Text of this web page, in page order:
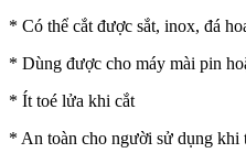
* Có thể cắt được sắt, inox, đá
* Dùng được cho máy mài pin
* Ít toé lửa khi cắt
* An toàn cho người sử dụng khi